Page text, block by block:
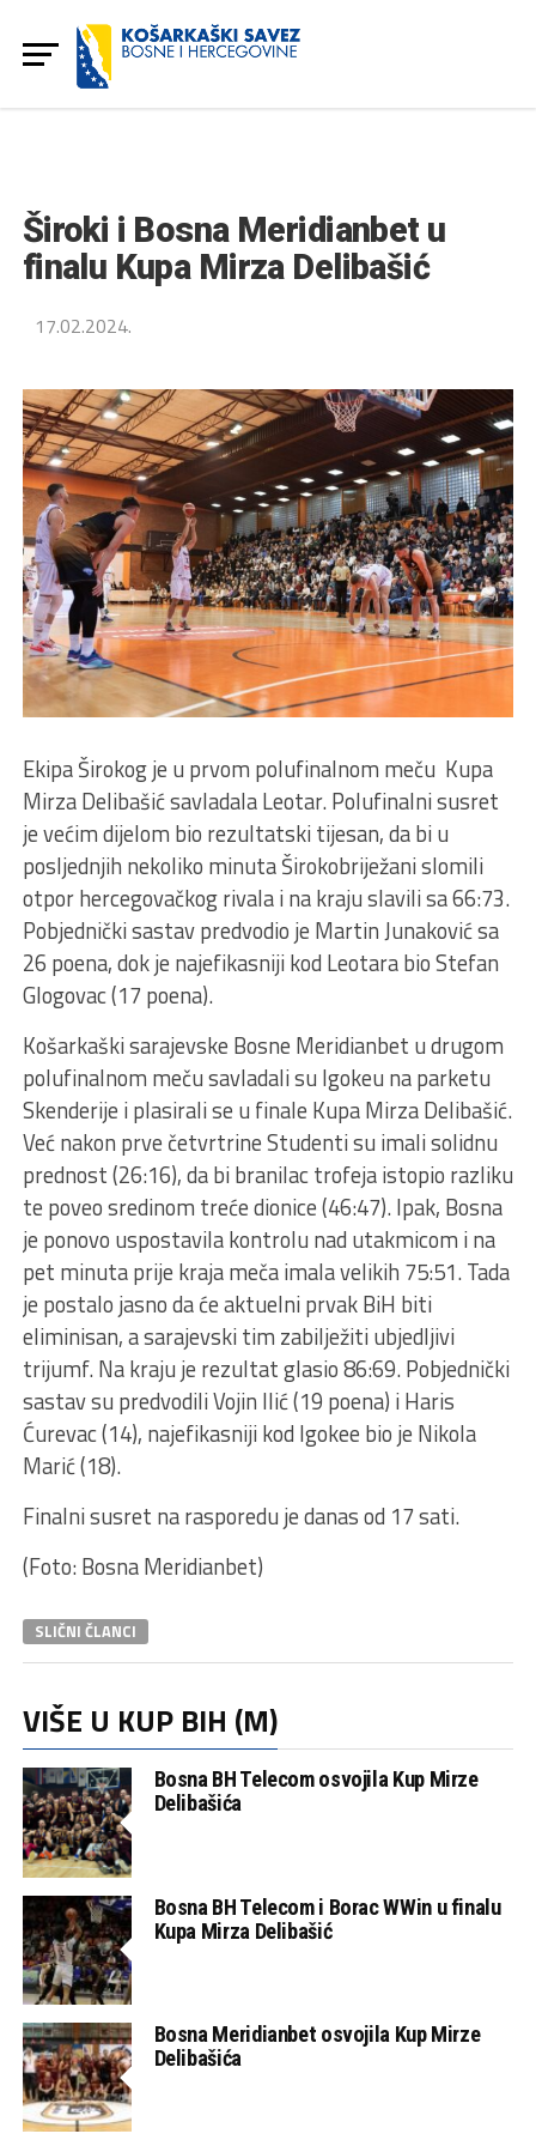
Široki i Bosna Meridianbet u
finalu Kupa Mirza Delibašić
17.02.2024.
Ekipa Širokog je u prvom polufinalnom meču Kupa
Mirza Delibašić savladala Leotar. Polufinalni susret
je većim dijelom bio rezultatski tijesan, da bi u
posljednjih nekoliko minuta Širokobriježani slomili
otpor hercegovačkog rivala i na kraju slavili sa 66:73.
Pobjednički sastav predvodio je Martin Junaković sa
26 poena, dok je najefikasniji kod Leotara bio Stefan
Glogovac (17 poena).
Košarkaški sarajevske Bosne Meridianbet u drugom
polufinalnom meču savladali su Igokeu na parketu
Skenderije i plasirali se u finale Kupa Mirza Delibašić.
Već nakon prve četvrtrine Studenti su imali solidnu
prednost (26:16), da bi branilac trofeja istopio razliku
te poveo sredinom treće dionice (46:47). Ipak, Bosna
je ponovo uspostavila kontrolu nad utakmicom i na
pet minuta prije kraja meča imala velikih 75:51. Tada
je postalo jasno da će aktuelni prvak BiH biti
eliminisan, a sarajevski tim zabilježiti ubjedljivi
trijumf. Na kraju je rezultat glasio 86:69. Pobjednički
sastav su predvodili Vojin Ilić (19 poena) i Haris
Ćurevac (14), najefikasniji kod Igokee bio je Nikola
Marić (18).
Finalni susret na rasporedu je danas od 17 sati.
(Foto: Bosna Meridianbet)
SLIČNI ČLANCI
VIŠE U KUP BIH (M)
Bosna BH Telecom osvojila Kup Mirze
Delibašića
Bosna BH Telecom i Borac WWin u finalu
Kupa Mirza Delibašić
Bosna Meridianbet osvojila Kup Mirze
Delibašića